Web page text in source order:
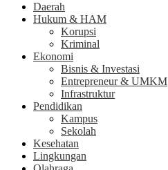
Daerah
Hukum & HAM
Korupsi
Kriminal
Ekonomi
Bisnis & Investasi
Entrepreneur & UMKM
Infrastruktur
Pendidikan
Kampus
Sekolah
Kesehatan
Lingkungan